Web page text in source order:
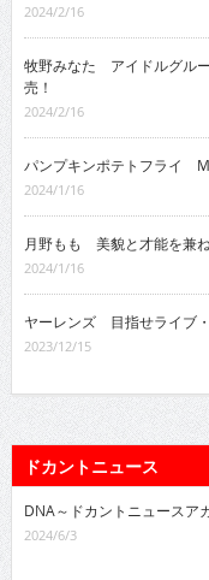
2024/2/16
牧野みなた アイドルグル
売！
2024/2/16
パンプキンポテトフライ
2024/1/16
月野もも 美貌と才能を兼ね
2024/1/16
ヤーレンズ 目指せライブ
2023/12/15
ドカントニュース
DNA～ドカントニュースア
2024/6/3